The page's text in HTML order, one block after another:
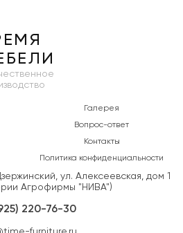
Галерея
Вопрос-ответ
Контакты
Политика конфиденциальности
ул. Алексеевская, дом 1
Агрофирмы "НИВА")
220-76-30